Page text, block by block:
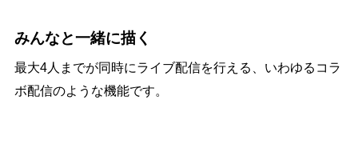
みんなと一緒に描く
最大4人までが同時にライブ配信を行える、いわゆるコラ
ボ配信のような機能です。